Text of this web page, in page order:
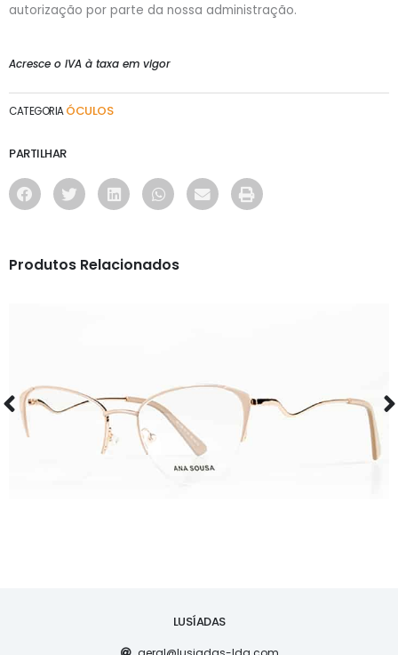
autorização por parte da nossa administração.
Acresce o IVA à taxa em vigor
CATEGORIA ÓCULOS
PARTILHAR
Produtos Relacionados
AS1126
LUSÍADAS